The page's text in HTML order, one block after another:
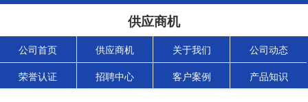
供应商机
公司首页 供应商机 关于我们 公司动态
荣誉认证 招聘中心 客户案例 产品知识